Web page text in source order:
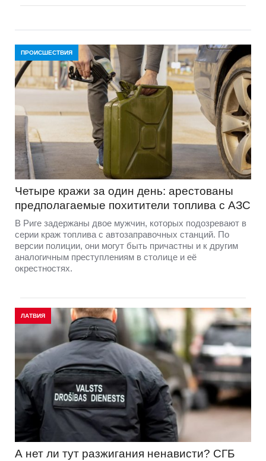
ПРОИСШЕСТВИЯ
Четыре кражи за один день: арестованы
предполагаемые похитители топлива с АЗС
В Риге задержаны двое мужчин, которых подозревают в
серии краж топлива с автозаправочных станций. По
версии полиции, они могут быть причастны и к другим
аналогичным преступлениям в столице и её
окрестностях.
ЛАТВИЯ
А нет ли тут разжигания ненависти? СГБ